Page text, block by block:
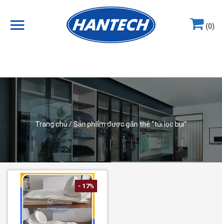
(0)
Trang chủ/ Sản phẩm được gắn thẻ “túi lọc bụi”
- 17%